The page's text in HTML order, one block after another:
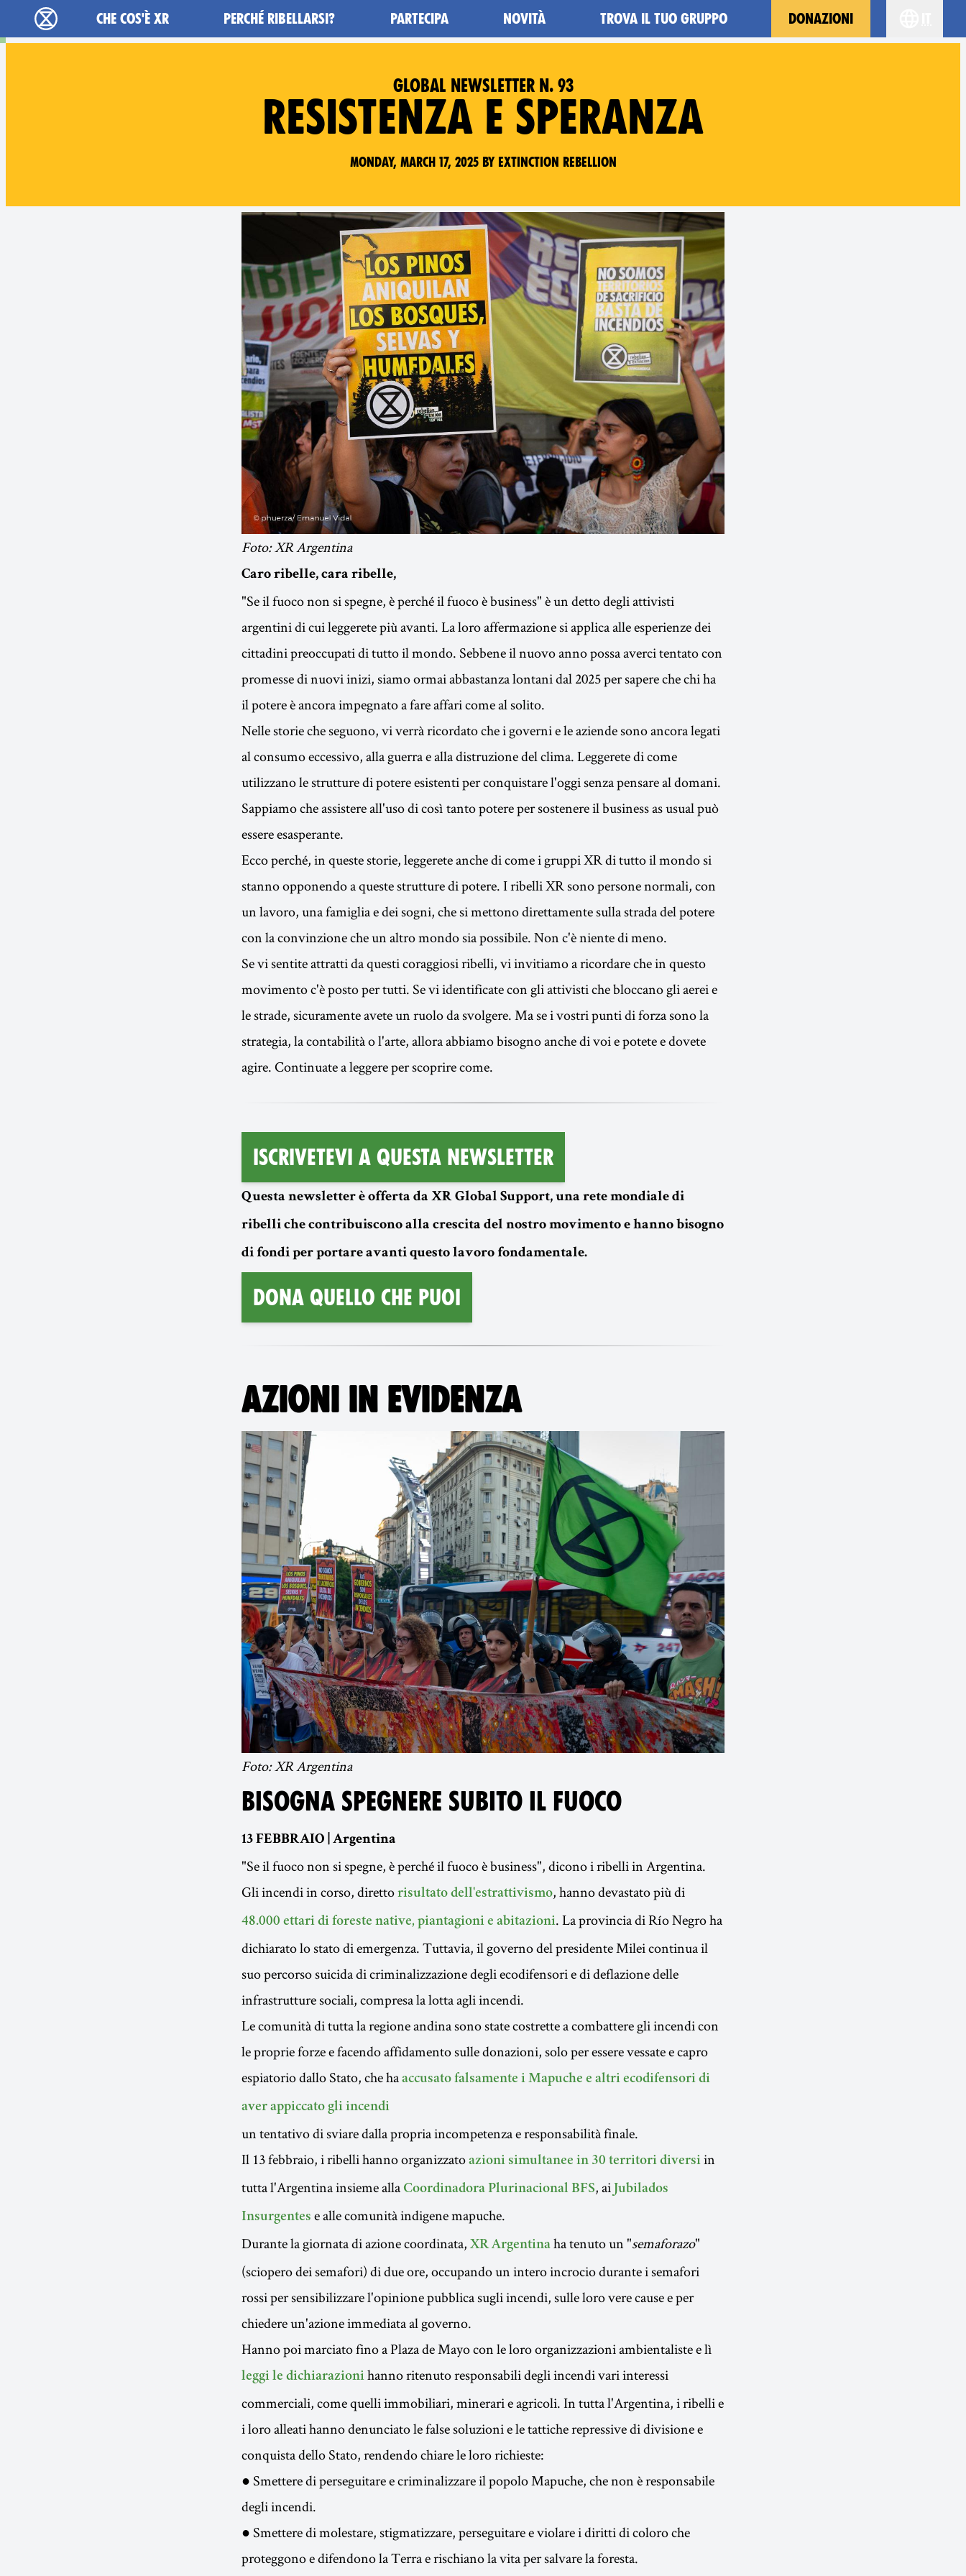
Extinction Rebellion - Home
Main navigation
CHE COS'È XR PERCHÉ RIBELLARSI? PARTECIPA NOVITÀ TROVA IL TUO GRUPPO DONAZIONI
GLOBAL NEWSLETTER N. 93
RESISTENZA E SPERANZA
Monday, March 17, 2025 by Extinction Rebellion
Foto: XR Argentina
Caro ribelle, cara ribelle,
"Se il fuoco non si spegne, è perché il fuoco è business" è un detto degli attivisti
argentini di cui leggerete più avanti. La loro affermazione si applica alle esperienze dei
cittadini preoccupati di tutto il mondo. Sebbene il nuovo anno possa averci tentato con
promesse di nuovi inizi, siamo ormai abbastanza lontani dal 2025 per sapere che chi ha
il potere è ancora impegnato a fare affari come al solito.
Nelle storie che seguono, vi verrà ricordato che i governi e le aziende sono ancora legati
al consumo eccessivo, alla guerra e alla distruzione del clima. Leggerete di come
utilizzano le strutture di potere esistenti per conquistare l'oggi senza pensare al domani.
Sappiamo che assistere all'uso di così tanto potere per sostenere il business as usual può
essere esasperante.
Ecco perché, in queste storie, leggerete anche di come i gruppi XR di tutto il mondo si
stanno opponendo a queste strutture di potere. I ribelli XR sono persone normali, con
un lavoro, una famiglia e dei sogni, che si mettono direttamente sulla strada del potere
con la convinzione che un altro mondo sia possibile. Non c'è niente di meno.
Se vi sentite attratti da questi coraggiosi ribelli, vi invitiamo a ricordare che in questo
movimento c'è posto per tutti. Se vi identificate con gli attivisti che bloccano gli aerei e
le strade, sicuramente avete un ruolo da svolgere. Ma se i vostri punti di forza sono la
strategia, la contabilità o l'arte, allora abbiamo bisogno anche di voi e potete e dovete
agire. Continuate a leggere per scoprire come.
Iscrivetevi a questa newsletter
Questa newsletter è offerta da XR Global Support, una rete mondiale di
ribelli che contribuiscono alla crescita del nostro movimento e hanno bisogno
di fondi per portare avanti questo lavoro fondamentale.
Dona quello che puoi
AZIONI IN EVIDENZA
Foto: XR Argentina
BISOGNA SPEGNERE SUBITO IL FUOCO
13 FEBBRAIO | Argentina
"Se il fuoco non si spegne, è perché il fuoco è business", dicono i ribelli in Argentina.
Gli incendi in corso, diretto risultato dell'estrattivismo, hanno devastato più di
48.000 ettari di foreste native, piantagioni e abitazioni. La provincia di Río Negro ha
dichiarato lo stato di emergenza. Tuttavia, il governo del presidente Milei continua il
suo percorso suicida di criminalizzazione degli ecodifensori e di deflazione delle
infrastrutture sociali, compresa la lotta agli incendi.
Le comunità di tutta la regione andina sono state costrette a combattere gli incendi con
le proprie forze e facendo affidamento sulle donazioni, solo per essere vessate e capro
espiatorio dallo Stato, che ha accusato falsamente i Mapuche e altri ecodifensori di
aver appiccato gli incendi
un tentativo di sviare dalla propria incompetenza e responsabilità finale.
Il 13 febbraio, i ribelli hanno organizzato azioni simultanee in 30 territori diversi in
tutta l'Argentina insieme alla Coordinadora Plurinacional BFS, ai Jubilados
Insurgentes e alle comunità indigene mapuche.
Durante la giornata di azione coordinata, XR Argentina ha tenuto un "semaforazo"
(sciopero dei semafori) di due ore, occupando un intero incrocio durante i semafori
rossi per sensibilizzare l'opinione pubblica sugli incendi, sulle loro vere cause e per
chiedere un'azione immediata al governo.
Hanno poi marciato fino a Plaza de Mayo con le loro organizzazioni ambientaliste e lì
leggi le dichiarazioni hanno ritenuto responsabili degli incendi vari interessi
commerciali, come quelli immobiliari, minerari e agricoli. In tutta l'Argentina, i ribelli e
i loro alleati hanno denunciato le false soluzioni e le tattiche repressive di divisione e
conquista dello Stato, rendendo chiare le loro richieste:
● Smettere di perseguitare e criminalizzare il popolo Mapuche, che non è responsabile
degli incendi.
● Smettere di molestare, stigmatizzare, perseguitare e violare i diritti di coloro che
proteggono e difendono la Terra e rischiano la vita per salvare la foresta.